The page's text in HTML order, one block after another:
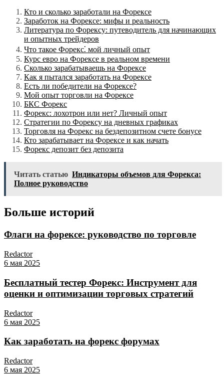
Кто и сколько заработали на Форексе
Заработок на Форексе: мифы и реальность
Литература по Форексу: путеводитель для начинающих
и опытных трейдеров
Что такое Форекс⁚ мой личный опыт
Курс евро на Форексе в реальном времени
Сколько зарабатываешь на Форексе
Как я пытался заработать на Форексе
Есть ли победители на Форексе?
Мой опыт торговли на Форексе
БКС Форекс
Форекс: лохотрон или нет? Личный опыт
Стратегии по Форексу на дневных графиках
Торговля на Форекс на бездепозитном счете бонусе
Кто зарабатывает на Форексе и как начать
Форекс депозит без депозита
Читать статью Индикаторы объемов для Форекса:
Полное руководство
Больше историй
Флаги на форексе: руководство по торговле
Redactor
6 мая 2025
Бесплатный тестер Форекс: Инструмент для
оценки и оптимизации торговых стратегий
Redactor
6 мая 2025
Как заработать на форекс форумах
Redactor
6 мая 2025